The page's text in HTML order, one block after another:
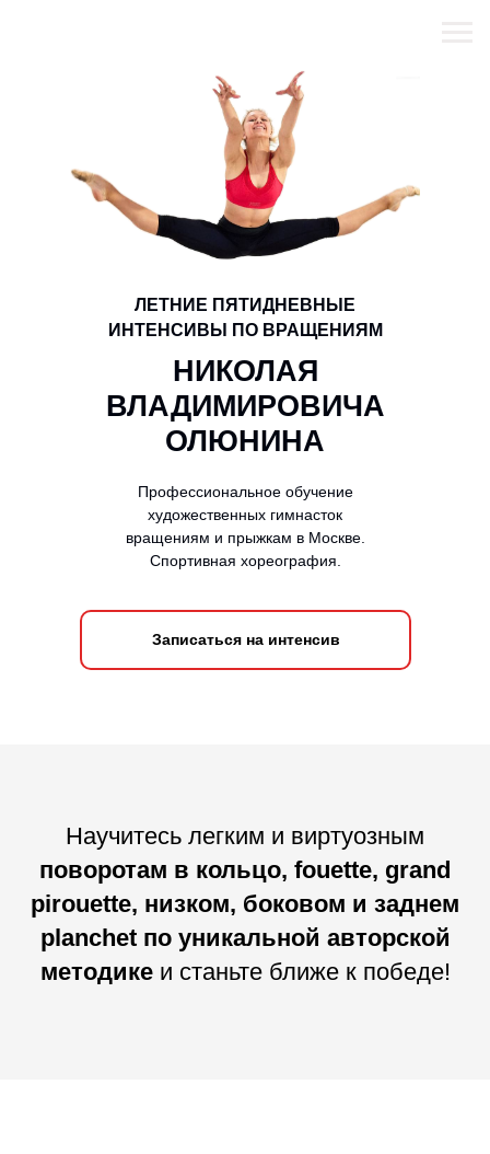
ЛЕТНИЕ ПЯТИДНЕВНЫЕ
ИНТЕНСИВЫ ПО ВРАЩЕНИЯМ
НИКОЛАЯ
ВЛАДИМИРОВИЧА
ОЛЮНИНА
Профессиональное обучение
художественных гимнасток
вращениям и прыжкам в Москве.
Спортивная хореография.
Записаться на интенсив
Научитесь легким и виртуозным
поворотам в кольцо, fouette, grand
pirouette, низком, боковом и заднем
planchet по уникальной авторской
методике и станьте ближе к победе!